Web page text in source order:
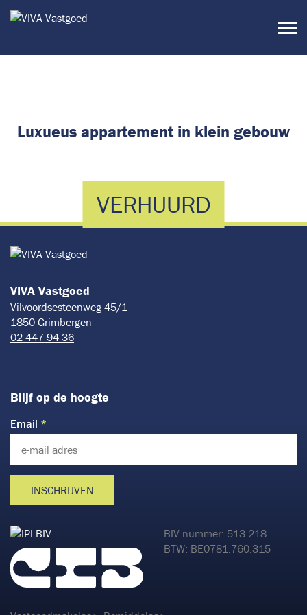
Luxueus appartement in klein gebouw
VERHUURD
VIVA Vastgoed
Vilvoordsesteenweg 45/1
1850 Grimbergen
02 447 94 36
Blijf op de hoogte
Leave
this
field
blank
Email
INSCHRIJVEN
BIV nummer: 513.218
BTW: BE0781.760.315